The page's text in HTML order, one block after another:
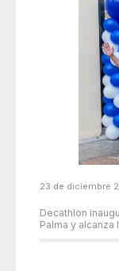
23 de diciembre
Decathlon
Palma y